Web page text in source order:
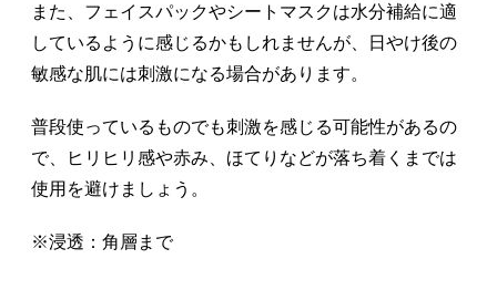
また、フェイスパックやシートマスクは水分補給に適
しているように感じるかもしれませんが、日やけ後の
敏感な肌には刺激になる場合があります。
普段使っているものでも刺激を感じる可能性があるの
で、ヒリヒリ感や赤み、ほてりなどが落ち着くまでは
使用を避けましょう。
※浸透：角層まで